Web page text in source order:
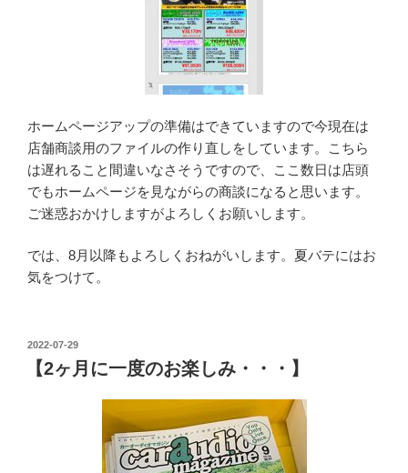
ホームページアップの準備はできていますので今現在は
店舗商談用のファイルの作り直しをしています。こちら
は遅れること間違いなさそうですので、ここ数日は店頭
でもホームページを見ながらの商談になると思います。
ご迷惑おかけしますがよろしくお願いします。
では、8月以降もよろしくおねがいします。夏バテにはお
気をつけて。
投
稿
日:
2022-07-29
【2ヶ月に一度のお楽しみ・・・】